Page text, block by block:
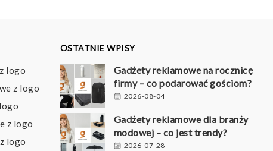
logo
z logo
z logo
logo
OSTATNIE WPISY
Gadżety reklamowe na rocznicę
firmy – co podarować gościom?
2026-08-04
Gadżety reklamowe dla branży
modowej – co jest trendy?
2026-07-28